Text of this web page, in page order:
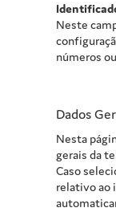
Neste
números
Dados
Nesta
gerais da
Caso
relativo ao